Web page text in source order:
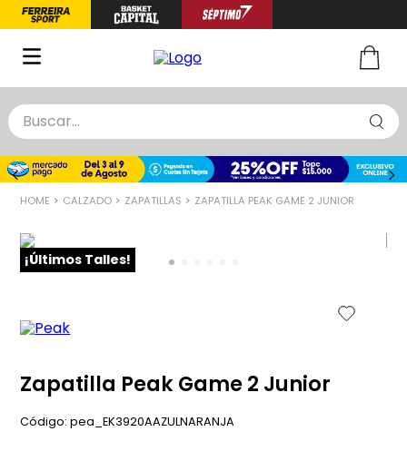
Buscar...
CALZADO ZAPATILLAS ZAPATILLA PEAK GAME 2 JUNIOR
¡Últimos Talles!
Zapatilla Peak Game 2 Junior
:pea_EK3920AAZULNARANJA
TÉRMINOS MÁS BUSCADOS
1.
zapatillas basquet
3.
zapatillas